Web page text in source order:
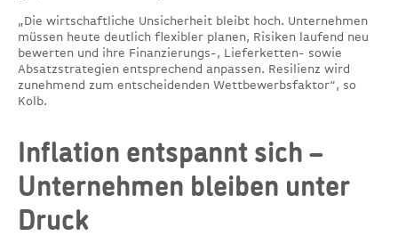
„Die wirtschaftliche Unsicherheit bleibt hoch. Unternehmen
müssen heute deutlich flexibler planen, Risiken laufend neu
bewerten und ihre Finanzierungs-, Lieferketten- sowie
Absatzstrategien entsprechend anpassen. Resilienz wird
zunehmend zum entscheidenden Wettbewerbsfaktor“, so
Kolb.
Inflation entspannt sich –
Unternehmen bleiben unter
Druck